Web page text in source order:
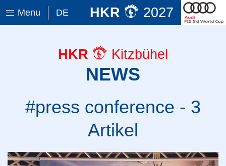
Menu DE HKR 2027
HKR Kitzbühel
NEWS
#press conference - 3
Artikel